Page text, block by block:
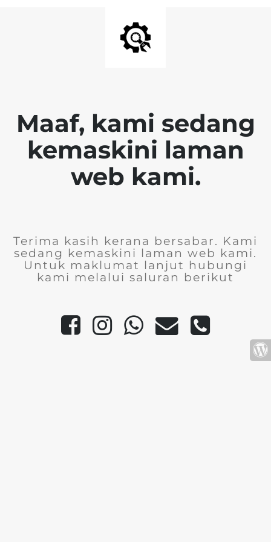
Maaf, kami sedang
kemaskini laman
web kami.
Terima kasih kerana bersabar. Kami
sedang kemaskini laman web kami.
Untuk maklumat lanjut hubungi
kami melalui saluran berikut